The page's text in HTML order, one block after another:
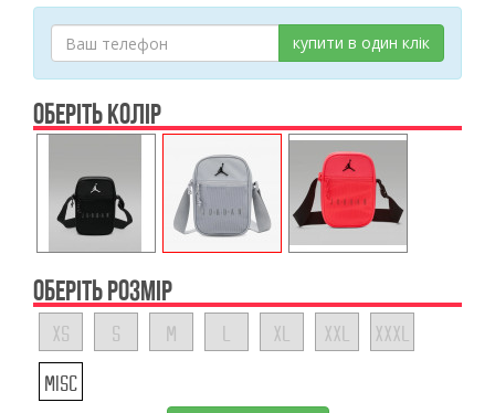
купити в один клік
ОБЕРІТЬ КОЛІР
ОБЕРІТЬ РОЗМІР
XS S M L XL XXL XXXL
MISC